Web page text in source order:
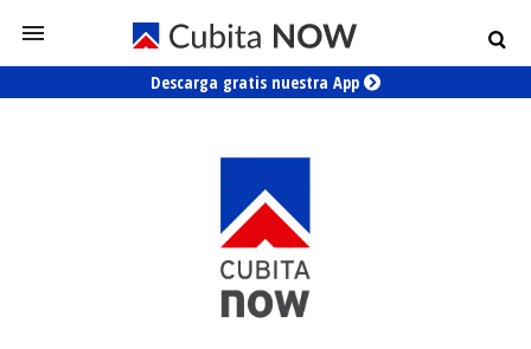
Descarga gratis nuestra App